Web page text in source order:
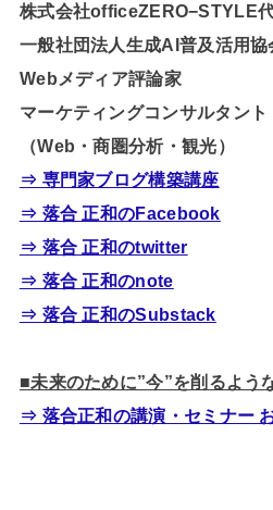
株式会社officeZERO−STYLE
一般社団法人生成AI普及活用
Webメディア評論家
マーケティングコンサルタント
（Web・商圏分析・観光）
⇒ 専門家ブログ構築講座
⇒ 落合 正和のFacebook
⇒ 落合 正和のtwitter
⇒ 落合 正和のnote
⇒ 落合 正和のSubstack
■未来のために”今”を削るよう
⇒ 落合正和の講演・セミナー